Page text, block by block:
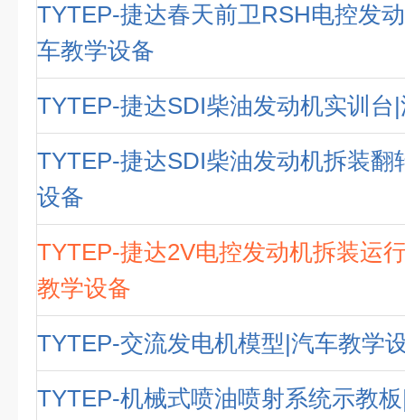
TYTEP-捷达春天前卫RSH电控发
车教学设备
TYTEP-捷达SDI柴油发动机实训台
TYTEP-捷达SDI柴油发动机拆装翻
设备
TYTEP-捷达2V电控发动机拆装运
教学设备
TYTEP-交流发电机模型|汽车教学
TYTEP-机械式喷油喷射系统示教